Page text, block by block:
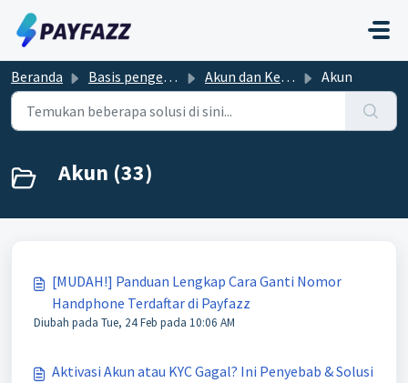
Lewatkan ke konten utama
Beranda Basis pengetahuan Akun dan Keamanan Akun
Akun (33)
[MUDAH!] Panduan Lengkap Cara Ganti Nomor
Handphone Terdaftar di Payfazz
Diubah pada Tue, 24 Feb pada 10:06 AM
Aktivasi Akun atau KYC Gagal? Ini Penyebab & Solusi